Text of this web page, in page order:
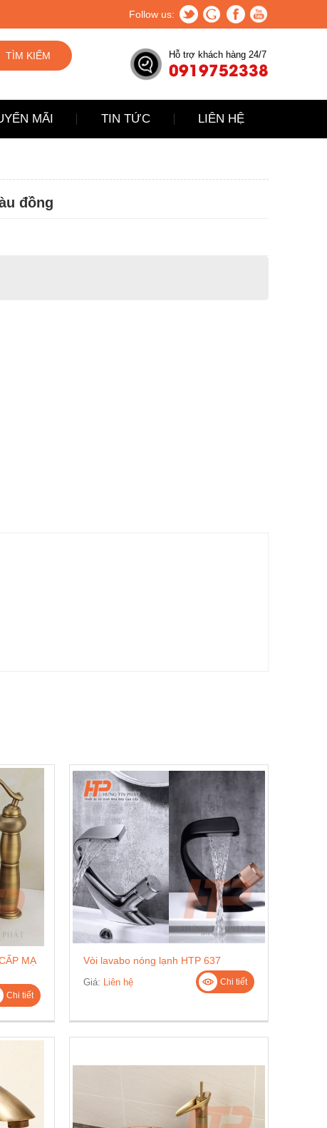
Follow us:
TÌM KIẾM Hỗ trợ khách hàng 24/7
0919752338
MÃI TIN TỨC LIÊN HỆ
đồng
MẠ
Chi tiết
Vòi lavabo nóng lạnh HTP 637
Giá: Liên hệ Chi tiết